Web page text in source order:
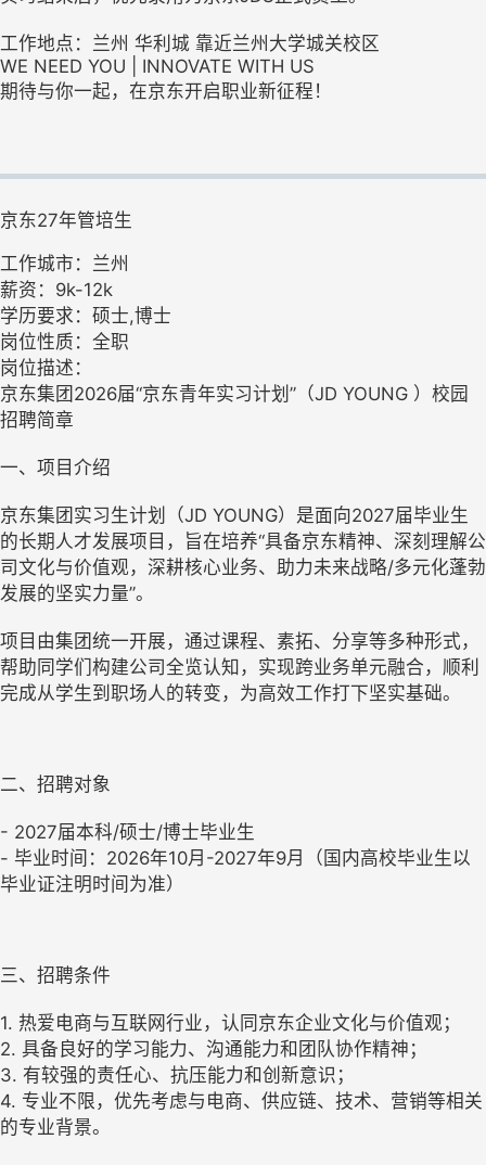
工作地点：兰州 华利城 靠近兰州大学城关校区
WE NEED YOU | INNOVATE WITH US
期待与你一起，在京东开启职业新征程！
京东27年管培生
工作城市：兰州
薪资：9k-12k
学历要求：硕士,博士
岗位性质：全职
岗位描述：
京东集团2026届“京东青年实习计划”（JD YOUNG ）校园
招聘简章
一、项目介绍
京东集团实习生计划（JD YOUNG）是面向2027届毕业生
的长期人才发展项目，旨在培养“具备京东精神、深刻理解公
司文化与价值观，深耕核心业务、助力未来战略/多元化蓬勃
发展的坚实力量”。
项目由集团统一开展，通过课程、素拓、分享等多种形式，
帮助同学们构建公司全览认知，实现跨业务单元融合，顺利
完成从学生到职场人的转变，为高效工作打下坚实基础。
二、招聘对象
- 2027届本科/硕士/博士毕业生
- 毕业时间：2026年10月-2027年9月（国内高校毕业生以
毕业证注明时间为准）
三、招聘条件
1. 热爱电商与互联网行业，认同京东企业文化与价值观；
2. 具备良好的学习能力、沟通能力和团队协作精神；
3. 有较强的责任心、抗压能力和创新意识；
4. 专业不限，优先考虑与电商、供应链、技术、营销等相关
的专业背景。